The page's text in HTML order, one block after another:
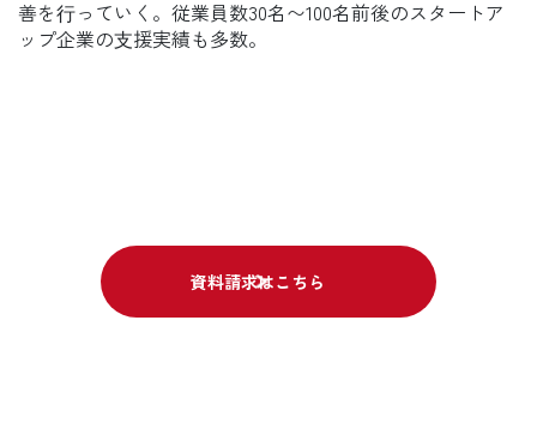
善を⾏っていく。従業員数30名〜100名前後のスタートア
ップ企業の⽀援実績も多数。
資料請求はこちら